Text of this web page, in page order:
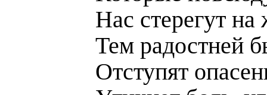
Нас стерегут
Тем радостней
Отступят